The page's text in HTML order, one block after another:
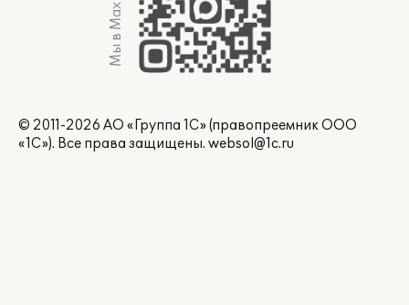
Мы в Max
© 2011-2026 АО «Группа 1С» (правопреемник ООО
«1С»). Все права защищены. websol@1c.ru